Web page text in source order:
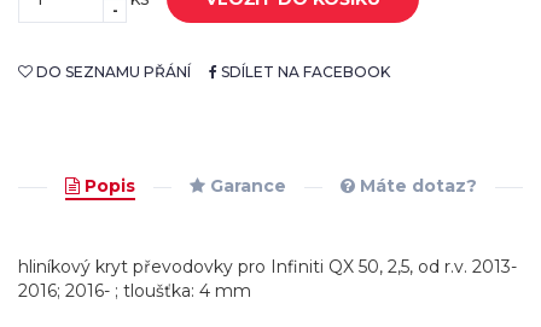
-
DO SEZNAMU PŘÁNÍ SDÍLET NA FACEBOOK
Popis Garance Máte dotaz?
hliníkový kryt převodovky pro Infiniti QX 50, 2,5, od r.v. 2013-
2016; 2016- ; tloušťka: 4 mm